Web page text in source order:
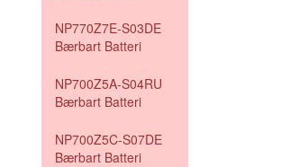
NP770Z7E-S03DE
Bærbart Batteri
NP700Z5A-S04RU
Bærbart Batteri
NP700Z5C-S07DE
Bærbart Batteri